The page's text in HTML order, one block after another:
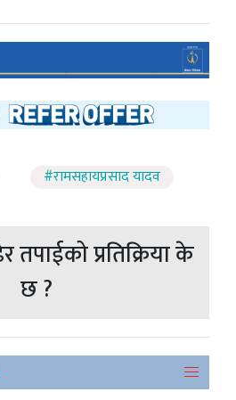
#रामसहायप्रसाद यादव
तपाईको प्रतिक्रिया के
छ ?